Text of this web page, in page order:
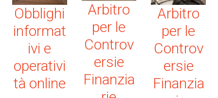
Obblighi
informat
ivi e
operativi
tà online
Arbitro
per le
Controv
ersie
Finanzia
Arbitro
per le
Controv
ersie
Finanzia